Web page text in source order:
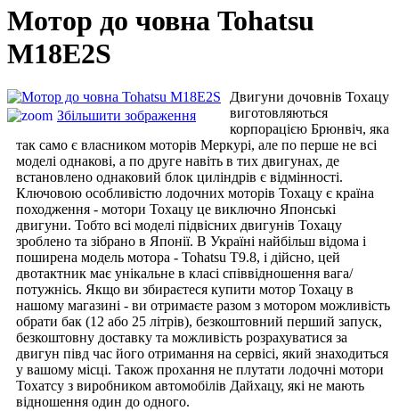
Мотор до човна Tohatsu
M18E2S
Збільшити зображення
Двигуни дочовнів Тохацу
виготовляються
корпорацією Брюнвіч, яка
так само є власником моторів Меркурі, але по перше не всі
моделі однакові, а по друге навіть в тих двигунах, де
встановлено однаковий блок циліндрів є відмінності.
Ключовою особливістю лодочних моторів Тохацу є країна
походження - мотори Тохацу це виключно Японські
двигуни. Тобто всі моделі підвісних двигунів Тохацу
зроблено та зібрано в Японії. В Україні найбільш відома і
поширена модель мотора - Tohatsu T9.8, і дійсно, цей
двотактник має унікальне в класі співвідношення вага/
потужнісь. Якщо ви збираєтеся купити мотор Тохацу в
нашому магазині - ви отримаєте разом з мотором можливість
обрати бак (12 або 25 літрів), безкоштовний перший запуск,
безкоштовну доставку та можливість розрахуватися за
двигун півд час його отримання на сервісі, який знаходиться
у вашому місці. Також прохання не плутати лодочні мотори
Тохатсу з виробником автомобілів Дайхацу, які не мають
відношення один до одного.